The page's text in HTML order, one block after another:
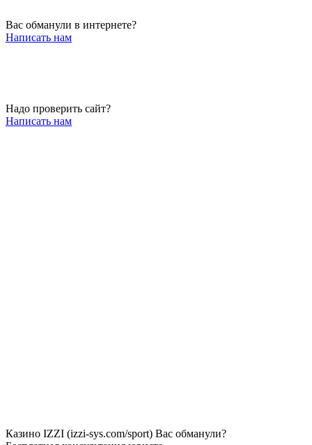
Вас обманули в интернете?
Написать нам
Надо проверить сайт?
Написать нам
Казино IZZI (izzi-sys.com/sport) Вас обманули?